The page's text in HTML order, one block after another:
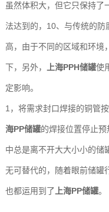
复
合
玻
钢
设
设备
例
展
上
海
我
们
虽然体积大，但它只保持了
法达到的，10、与传统的
高，由于不同的区域和环境，
下，另外， 上海PPH储罐使
定影响。
1，将需求封口焊接的铜管
海PP储罐的焊接位置停止
中总是离不开大大小小的储
无可替代的，随着眼前储罐
也都运用到了 上海PP储罐。